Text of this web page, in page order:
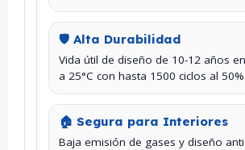
🛡️ Alta Durabilidad
Vida útil de diseño de 10-12 años
a 25°C con hasta 1500 ciclos al
🏠 Segura para Interiores
Baja emisión de gases y diseño